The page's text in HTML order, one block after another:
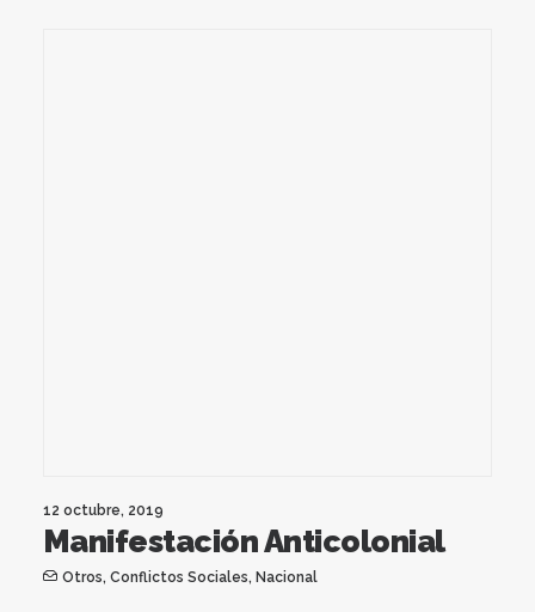
12 octubre, 2019
Manifestación Anticolonial
Otros, Conflictos Sociales, Nacional